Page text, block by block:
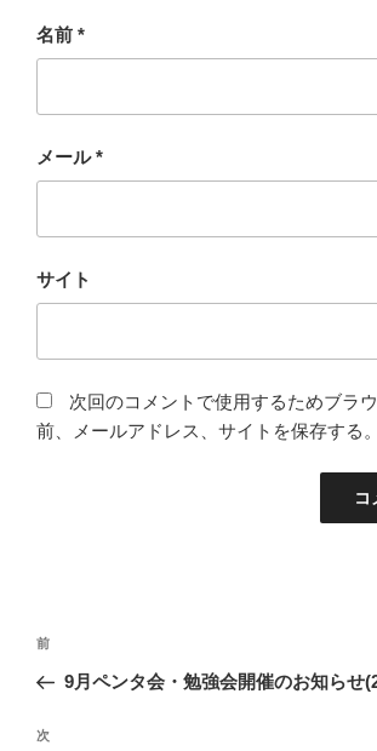
名前 *
メール*
サイト
次回のコメントで使用するためブラ
前、メールアドレス、サイトを保存する。
投
ビ
過
去
投
前
9月ペンタ会・勉強会開催のお知らせ
次
次